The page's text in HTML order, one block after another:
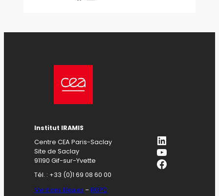
Institut IRAMIS
Centre CEA Paris-Saclay
Site de Saclay
91190 Gif-sur-Yvette
Tél. : +33 (0)1 69 08 60 00
Mentions légales – RGPD
LinkedIn
YouTube
Facebook